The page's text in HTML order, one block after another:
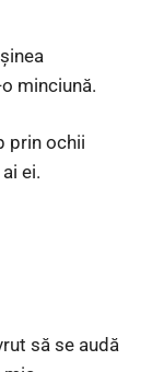
minciună.
prin ochii
ei.
să se audă